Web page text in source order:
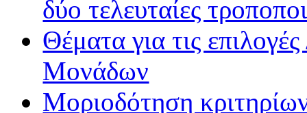
Sentra FM
Όασις
Δίφωνο
δύο τελευταίες
Θέματα για τις
Μονάδων
Μοριοδότηση